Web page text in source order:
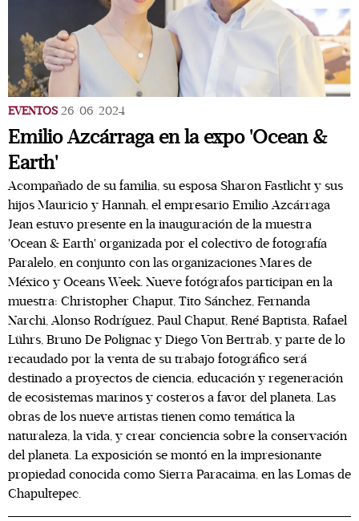
EVENTOS 26/06/2024
Emilio Azcárraga en la expo 'Ocean &
Earth'
Acompañado de su familia, su esposa Sharon Fastlicht y sus
hijos Mauricio y Hannah, el empresario Emilio Azcárraga
Jean estuvo presente en la inauguración de la muestra
'Ocean & Earth' organizada por el colectivo de fotografía
Paralelo, en conjunto con las organizaciones Mares de
México y Oceans Week. Nueve fotógrafos participan en la
muestra: Christopher Chaput, Tito Sánchez, Fernanda
Narchi, Alonso Rodríguez, Paul Chaput, René Baptista, Rafael
Lührs, Bruno De Polignac y Diego Von Bertrab, y parte de lo
recaudado por la venta de su trabajo fotográfico será
destinado a proyectos de ciencia, educación y regeneración
de ecosistemas marinos y costeros a favor del planeta. Las
obras de los nueve artistas tienen como temática la
naturaleza, la vida, y crear conciencia sobre la conservación
del planeta. La exposición se montó en la impresionante
propiedad conocida como Sierra Paracaima, en las Lomas de
Chapultepec.